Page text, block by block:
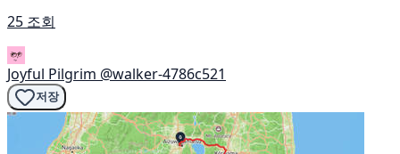
25 조회
Joyful Pilgrim @walker-4786c521
저장